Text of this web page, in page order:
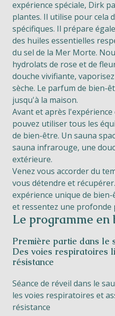
expérience spéciale, Dirk
plantes. Il utilise pour cela
spécifiques. Il prépare
des huiles essentielles
du sel de la Mer Morte.
hydrolats de rose et de
douche vivifiante,
sèche. Le parfum de bien-
jusqu'à la maison.
Avant et après
pouvez utiliser tous les
de bien-être. Un sauna
sauna infrarouge, une
extérieure.
Venez vous accorder du
vous détendre et
expérience unique de
et ressentez une profonde
Le programme en
Première partie dans le
Des voies respiratoires
résistance
Séance de réveil dans le
les voies respiratoires et
résistance